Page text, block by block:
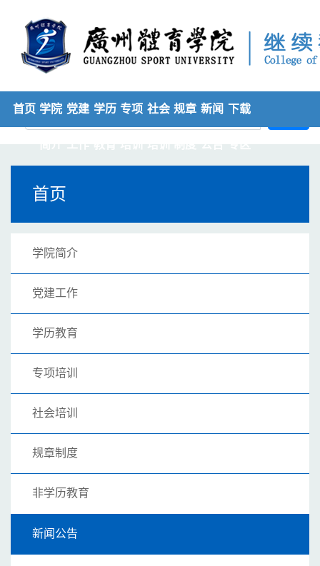
首页 学院 党建 学历 专项 社会 规章 新闻 下载
首页
学院简介
党建工作
学历教育
专项培训
社会培训
规章制度
非学历教育
新闻公告